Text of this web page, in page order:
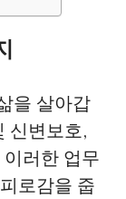
을 살아갑
신변보호,
러한 업무
로감을 줍